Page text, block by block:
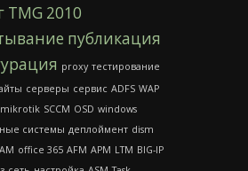
TMG 2010
публикация
proxy тестирование
серверы сервис ADFS WAP
mikrotik SCCM OSD windows
системы деплоймент dism
office 365 AFM APM LTM BIG-IP